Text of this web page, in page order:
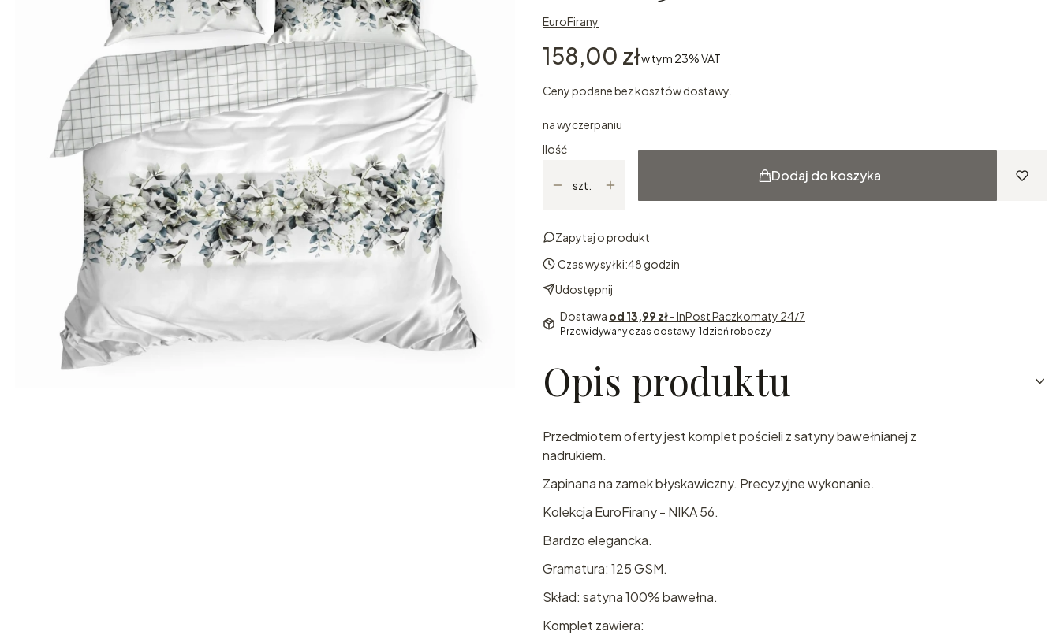
EuroFirany
Cena
158,00 złw tym 23% VAT
w tym 23%VAT
Ceny podane bez kosztów dostawy.
na wyczerpaniu
Ilość
szt.
Dodaj do koszyka
Zapytaj o produkt
Czas wysyłki:48 godzin
Udostępnij
Dostawa od 13,99 zł- InPost Paczkomaty 24/7
Przewidywany czas dostawy: 1dzień roboczy
Opis produktu
Przedmiotem oferty jest komplet pościeli z satyny bawełnianej z
nadrukiem.
Zapinana na zamek błyskawiczny. Precyzyjne wykonanie.
Kolekcja EuroFirany - NIKA 56.
Bardzo elegancka.
Gramatura: 125 GSM.
Skład: satyna 100% bawełna.
Komplet zawiera: